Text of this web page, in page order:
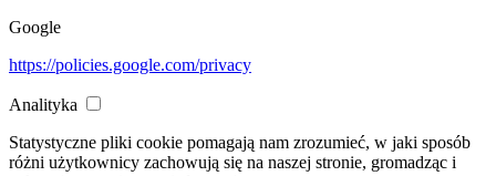
Google
https://policies.google.com/privacy
Analityka
Statystyczne pliki cookie pomagają nam zrozumieć, w jaki sposób
różni użytkownicy zachowują się na naszej stronie, gromadząc i